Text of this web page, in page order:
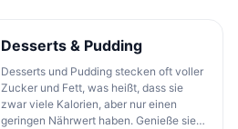
konsumieren, vor allem, wenn sie viele
Zusätze und Beläge haben. Weitere
Informationen zu diesen Lebensmitteln
findest du in der untenstehenden
Tabelle.
Desserts & Pudding
Desserts und Pudding stecken oft voller
Zucker und Fett, was heißt, dass sie
zwar viele Kalorien, aber nur einen
geringen Nährwert haben. Genieße sie